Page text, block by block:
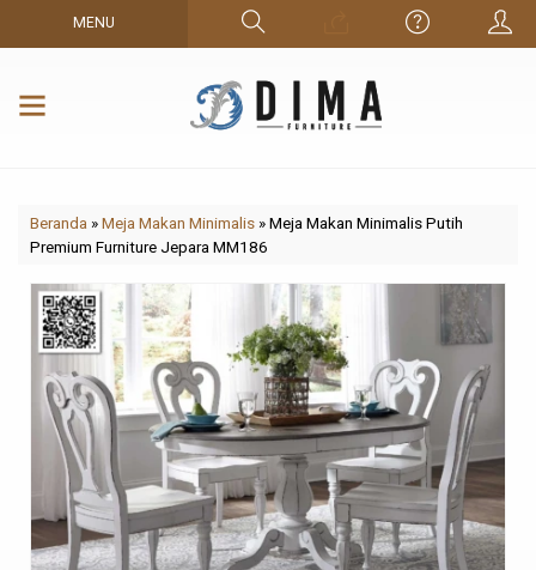
MENU
Beranda »Meja Makan Minimalis »Meja Makan Minimalis Putih
Premium Furniture Jepara MM186